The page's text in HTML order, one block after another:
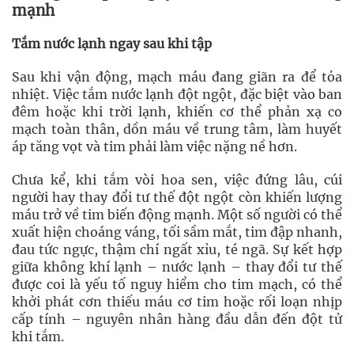
mạnh
Tắm nước lạnh ngay sau khi tập
Sau khi vận động, mạch máu đang giãn ra để tỏa
nhiệt. Việc tắm nước lạnh đột ngột, đặc biệt vào ban
đêm hoặc khi trời lạnh, khiến cơ thể phản xạ co
mạch toàn thân, dồn máu về trung tâm, làm huyết
áp tăng vọt và tim phải làm việc nặng nề hơn.
Chưa kể, khi tắm vòi hoa sen, việc đứng lâu, cúi
người hay thay đổi tư thế đột ngột còn khiến lượng
máu trở về tim biến động mạnh. Một số người có thể
xuất hiện choáng váng, tối sầm mắt, tim đập nhanh,
đau tức ngực, thậm chí ngất xỉu, té ngã. Sự kết hợp
giữa không khí lạnh – nước lạnh – thay đổi tư thế
được coi là yếu tố nguy hiểm cho tim mạch, có thể
khởi phát cơn thiếu máu cơ tim hoặc rối loạn nhịp
cấp tính – nguyên nhân hàng đầu dẫn đến đột tử
khi tắm.